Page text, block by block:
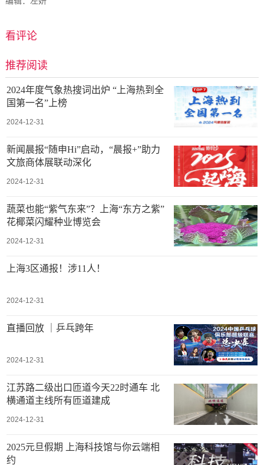
看评论
推荐阅读
2024年度气象热搜词出炉 “上海热到全
国第一名”上榜
2024-12-31
新闻晨报“随申Hi”启动，“晨报+”助力
文旅商体展联动深化
2024-12-31
蔬菜也能“紫气东来”？上海“东方之紫”
花椰菜闪耀种业博览会
2024-12-31
上海3区通报！涉11人！
2024-12-31
直播回放 ｜乒乓跨年
2024-12-31
江苏路二级出口匝道今天22时通车 北
横通道主线所有匝道建成
2024-12-31
2025元旦假期 上海科技馆与你云端相
约